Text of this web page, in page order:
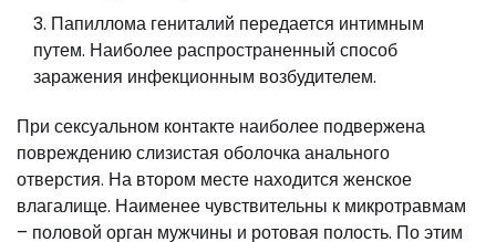
Папиллома гениталий передается интимным
путем. Наиболее распространенный способ
заражения инфекционным возбудителем.
При сексуальном контакте наиболее подвержена
повреждению слизистая оболочка анального
отверстия. На втором месте находится женское
влагалище. Наименее чувствительны к микротравмам
– половой орган мужчины и ротовая полость. По этим